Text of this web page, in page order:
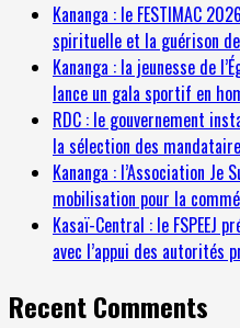
Kananga : le FESTIMAC
spirituelle et la guérison
Kananga : la jeunesse de
lance un gala sportif en
RDC : le gouvernement
la sélection des
Kananga : l’Association Je
mobilisation pour la
Kasaï-Central : le FSPEEJ
avec l’appui des autorités
Recent Comments